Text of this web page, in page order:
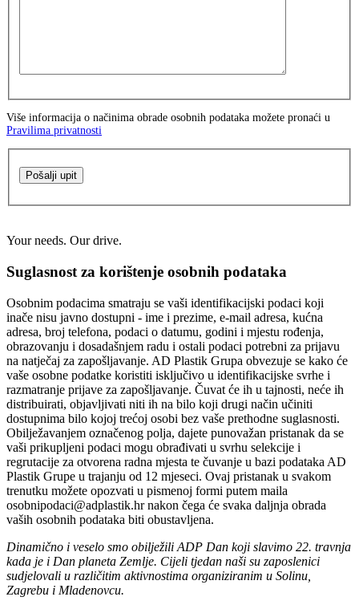
Više informacija o načinima obrade osobnih podataka možete pronaći u
Pravilima privatnosti
Pošalji upit
Your needs. Our drive.
Suglasnost za korištenje osobnih podataka
Osobnim podacima smatraju se vaši identifikacijski podaci koji
inače nisu javno dostupni - ime i prezime, e-mail adresa, kućna
adresa, broj telefona, podaci o datumu, godini i mjestu rođenja,
obrazovanju i dosadašnjem radu i ostali podaci potrebni za prijavu
na natječaj za zapošljavanje. AD Plastik Grupa obvezuje se kako će
vaše osobne podatke koristiti isključivo u identifikacijske svrhe i
razmatranje prijave za zapošljavanje. Čuvat će ih u tajnosti, neće ih
distribuirati, objavljivati niti ih na bilo koji drugi način učiniti
dostupnima bilo kojoj trećoj osobi bez vaše prethodne suglasnosti.
Obilježavanjem označenog polja, dajete punovažan pristanak da se
vaši prikupljeni podaci mogu obrađivati u svrhu selekcije i
regrutacije za otvorena radna mjesta te čuvanje u bazi podataka AD
Plastik Grupe u trajanju od 12 mjeseci. Ovaj pristanak u svakom
trenutku možete opozvati u pismenoj formi putem maila
osobnipodaci@adplastik.hr nakon čega će svaka daljnja obrada
vaših osobnih podataka biti obustavljena.
Dinamično i veselo smo obilježili ADP Dan koji slavimo 22. travnja
kada je i Dan planeta Zemlje. Cijeli tjedan naši su zaposlenici
sudjelovali u različitim aktivnostima organiziranim u Solinu,
Zagrebu i Mladenovcu.